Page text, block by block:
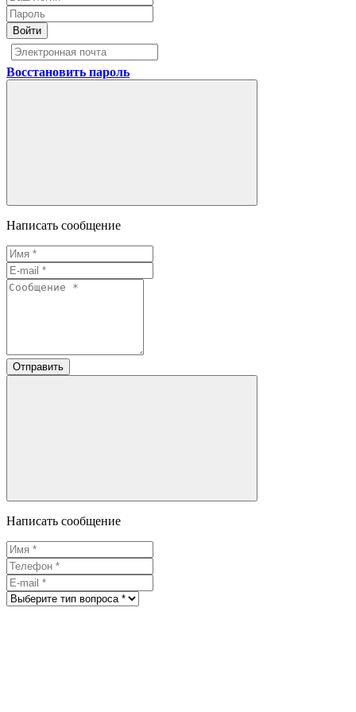
Войти
Восстановить пароль
Написать сообщение
Отправить
Написать сообщение